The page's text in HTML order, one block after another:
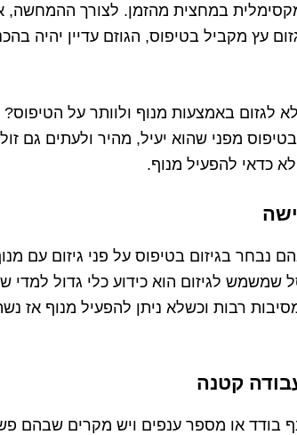
מקסימלית במחצית מהזמן. לצורך ההמחשה,
עץ מקביל בטיפוס, הגוזם עדיין יהיה
לגזום באמצעות מנוף ולוותר על הטיפוס?
מפני שהוא יעיל, מהיר ולעתים גם
כדאי להפעיל מנוף.
נבחר בגיזום בטיפוס על פני גיזום עם
שמשמש לגיזום הוא כידוע כלי גדול
רבות וכשלא ניתן להפעיל מנוף אז
קטנה
בודד או מספר ענפים ויש מקרים שבהם